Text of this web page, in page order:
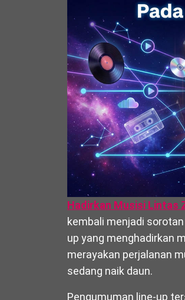
Hadirkan Musisi Lintas
kembali menjadi
up yang menghadirkan
merayakan perjalanan
sedang naik daun.
Pengumuman line-up